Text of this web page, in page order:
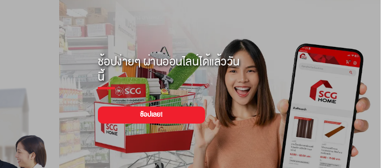
ช้อปง่ายๆ ผ่านออนไลน์ได้แล้ววัน
นี้
ช้อปเลย!